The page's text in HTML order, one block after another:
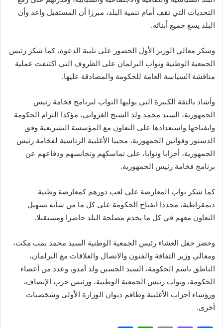
التحديات التي تقف أمام تنمية البلد، مبرزا أن المستقبل واعد وأن
البلد يسع جميع أبنائه.
وشكر معالي الوزير الأول الحضور على تلبية الدعوة، كما شكر رئيس
الجمعية الوطنية ونواب البرلمان على الظروف التي اكتنفت عملية
مناقشة السياسة العامة للحكومة والمصادقة عليها.
وأشاد بالثقة الكبيرة التي يوليها النواب لبرنامج فخامة رئيس
الجمهورية، السيد محمد ولد الشيخ الغزواني، مؤكدا التزام الحكومة
وانفتاحها واستعدادها على التعاون مع المؤسسة التشريعية وفق
الدستور وقوانين الجمهورية، محييا الأغلبية الرئاسية لفخامة رئيس
الجمهورية، أحزابا ونوابا، على تماسكهم وتجانسهم ودفاعهم عن
برنامج فخامة رئيس الجمهورية.
كما شكر نواب المعارضة على لعب دورهم كمعارضة وطنية
ديمقراطية، مجددا انفتاح الحكومة على كل ما من شأنه تسهيل
التعاون معهم في كل ما يخدم مصلحة البلد حاضرا ومستقبلا.
وحضر حفل العشاء رئيس الجمعية الوطنية السيد محمد بمب مكت،
ومعالي وزير الثقافة والفنون والاتصال والعلاقات مع البرلمان،
الناطق باسم الحكومة، السيد الحسين ولد أمدو، وعدد من أعضاء
الحكومة، ونواب رئيس الجمعية الوطنية، ورئيس حزب الإنصاف،
ورؤساء أحزاب الأغلبية وطاقم ديوان الوزارة الأولى وشخصيات
أخرى.